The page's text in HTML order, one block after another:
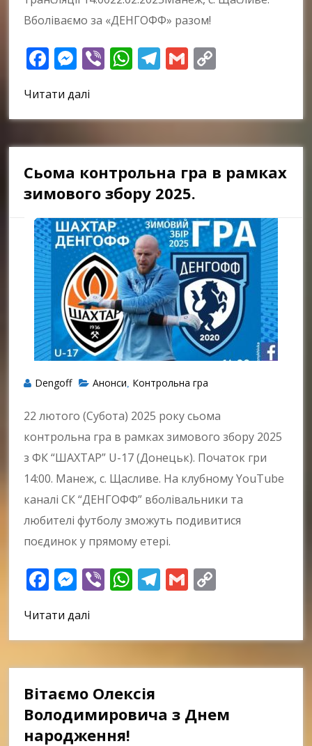
Вболіваємо за «ДЕНГОФФ» разом!
Facebook
Messenger
ViberWhatsApp
Telegram
Gmail
Читати далі
Сьома контрольна гра в рамках
зимового збору 2025.
Dengoff Анонси Контрольна гра
22 лютого (Субота) 2025 року сьома
контрольна гра в рамках зимового збору 2025
з ФК “ШАХТАР” U-17 (Донецьк). Початок гри
14:00. Манеж, с. Щасливе. На клубному YouTube
каналі СК “ДЕНГОФФ” вболівальники та
любителі футболу зможуть подивитися
поєдинок у прямому етері.
Facebook
Messenger
ViberWhatsApp
Telegram
Gmail
Читати далі
Вітаємо Олексія
Володимировича з Днем
народження!